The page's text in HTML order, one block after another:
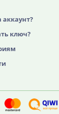
аккаунт?
ключ?